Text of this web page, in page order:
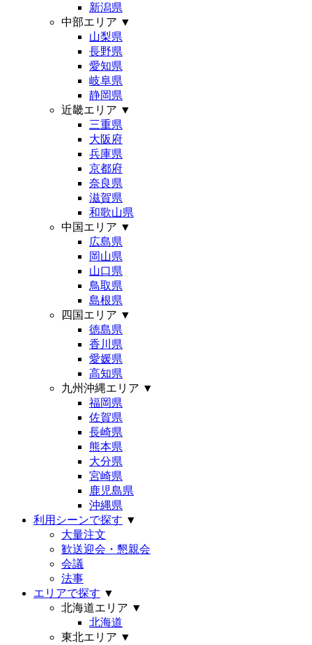
新潟県
中部エリア ▼
山梨県
長野県
愛知県
岐阜県
静岡県
近畿エリア ▼
三重県
大阪府
兵庫県
京都府
奈良県
滋賀県
和歌山県
中国エリア ▼
広島県
岡山県
山口県
鳥取県
島根県
四国エリア ▼
徳島県
香川県
愛媛県
高知県
九州沖縄エリア ▼
福岡県
佐賀県
長崎県
熊本県
大分県
宮崎県
鹿児島県
沖縄県
利用シーンで探す ▼
大量注文
歓送迎会・懇親会
会議
法事
エリアで探す ▼
北海道エリア ▼
北海道
東北エリア ▼